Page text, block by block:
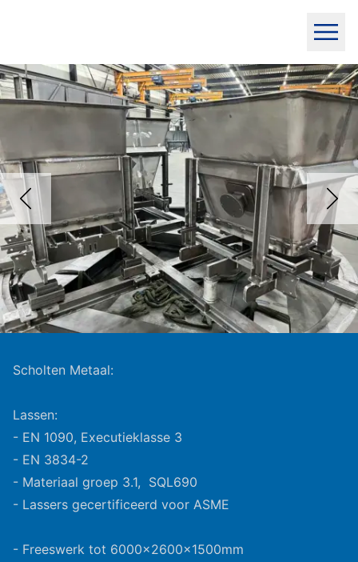
Scholten Metaal:
Lassen:
- EN 1090, Executieklasse 3
- EN 3834-2
- Materiaal groep 3.1, SQL690
- Lassers gecertificeerd voor ASME
- Freeswerk tot 6000x2600x1500mm